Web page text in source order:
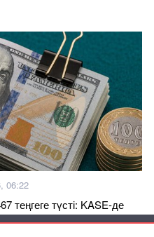
06:22
теңгеге түсті: KASE-де
бастады